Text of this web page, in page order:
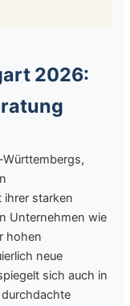
2026:
ihrer starken
Unternehmen wie
hohen
neue
sich auch in